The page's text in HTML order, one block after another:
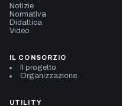
Notizie
Normativa
Didattica
Video
IL CONSORZIO
Il progetto
Organizzazione
UTILITY